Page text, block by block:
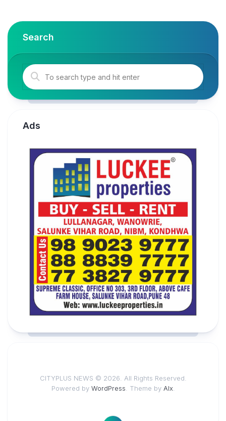
Search
Ads
CITYPLUS NEWS © 2026. All Rights Reserved.
Powered by WordPress . Theme by Alx